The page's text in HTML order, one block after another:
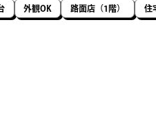
外観OK 路面店（1階） 住